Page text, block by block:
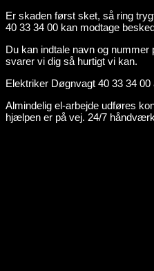
Er skaden først sket, så ring
40 33 34 00 kan modtage
Du kan indtale navn og
svarer vi dig så hurtigt vi kan.
Elektriker Døgnvagt 40 33 34
Almindelig el-arbejde udføres
hjælpen er på vej. 24/7